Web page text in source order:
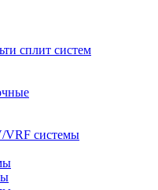
сплит систем
VRF системы